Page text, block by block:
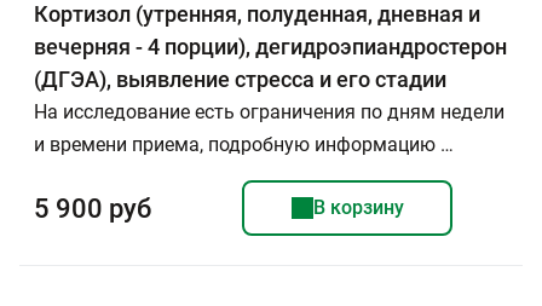
Кортизол (утренняя, полуденная, дневная и
вечерняя - 4 порции), дегидроэпиандростерон
(ДГЭА), выявление стресса и его стадии
На исследование есть ограничения по дням недели
и времени приема, подробную информацию …
5 900 руб В корзину